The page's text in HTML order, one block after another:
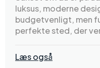
luksus, moderne
budgetvenligt, men
perfekte sted, der
Læs også